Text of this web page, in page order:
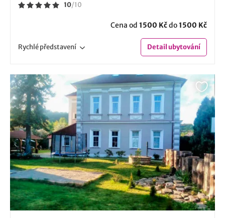
10/10
Cena od 1500 Kčdo1500 Kč
Rychlépředstavení Detailubytování